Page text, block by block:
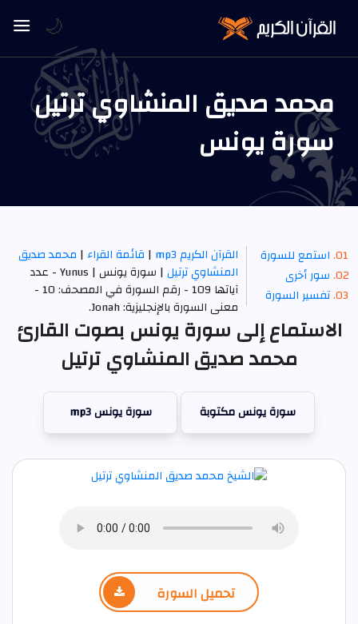
محمد صديق المنشاوي ترتيل
سورة يونس
استمع للسورة
سور أخرى
تفسير السورة
القرآن الكريم mp3 | قائمة القراء| محمد صديق
المنشاوي ترتيل
| سورة يونس | Yunus - عدد
آياتها 109 - رقم السورة في المصحف: 10 -
معنى السورة بالإنجليزية: Jonah.
الاستماع إلى سورة يونس بصوت القارئ
محمد صديق المنشاوي ترتيل
سورة يونس مكتوبة سورة يونس mp3
تحميل السورة
🌙